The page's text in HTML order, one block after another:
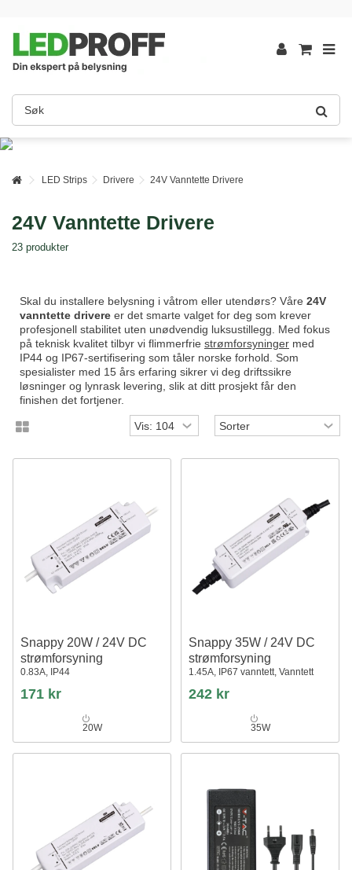
LED Strips Drivere 24V Vanntette Drivere
24V Vanntette Drivere
23 produkter
Skal du installere belysning i våtrom eller utendørs? Våre 24V
vanntette drivere er det smarte valget for deg som krever
profesjonell stabilitet uten unødvendig luksustillegg. Med fokus
på teknisk kvalitet tilbyr vi flimmerfrie strømforsyninger med
IP44 og IP67-sertifisering som tåler norske forhold. Som
spesialister med 15 års erfaring sikrer vi deg driftssikre
løsninger og lynrask levering, slik at ditt prosjekt får den
finishen det fortjener.
Snappy 20W / 24V DC
strømforsyning
0.83A, IP44
171 kr
20W
Snappy 35W / 24V DC
strømforsyning
1.45A, IP67 vanntett, Vanntett
242 kr
35W